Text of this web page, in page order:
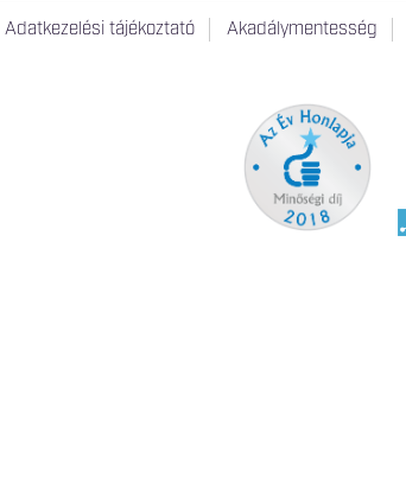
Adatkezelési tájékoztató Akadálymentesség